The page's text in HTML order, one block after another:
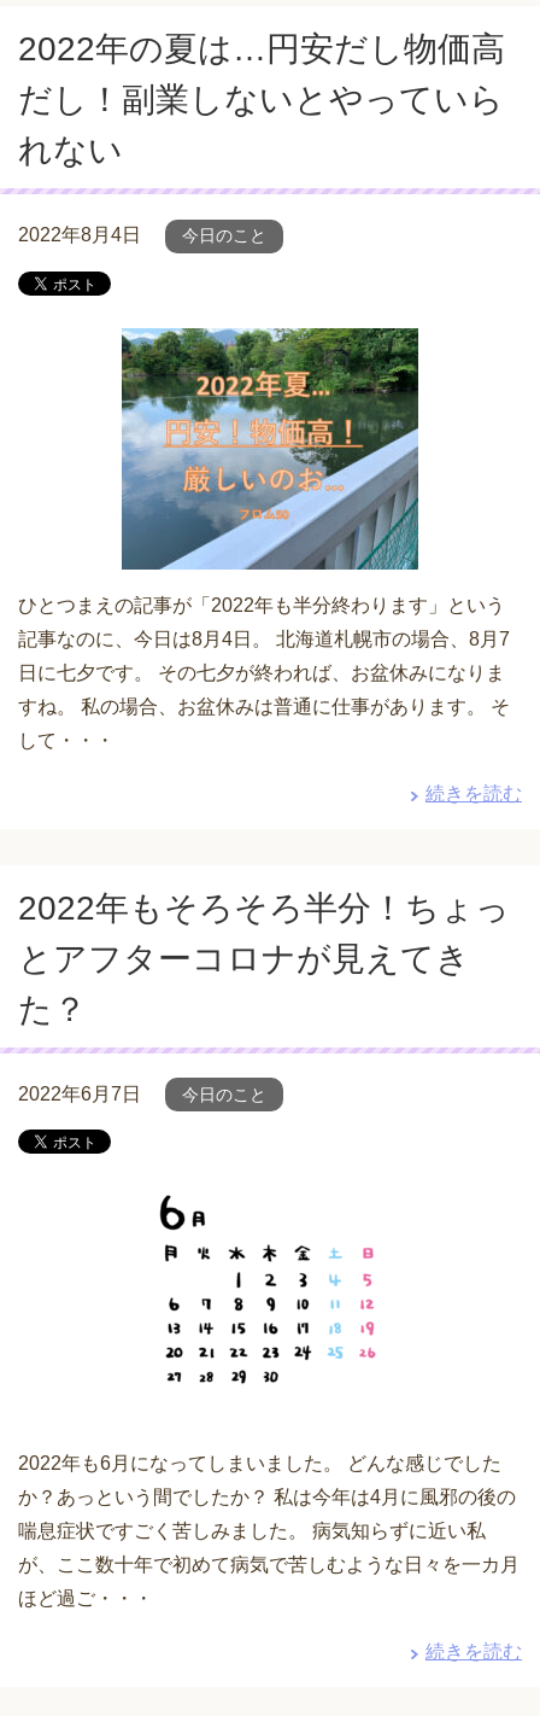
2022年の夏は…円安だし物価高
だし！副業しないとやっていら
れない
2022年8月4日 今日のこと
ひとつまえの記事が「2022年も半分終わります」という
記事なのに、今日は8月4日。 北海道札幌市の場合、8月7
日に七夕です。 その七夕が終われば、お盆休みになりま
すね。 私の場合、お盆休みは普通に仕事があります。 そ
して・・・
続きを読む
2022年もそろそろ半分！ちょっ
とアフターコロナが見えてき
た？
2022年6月7日 今日のこと
2022年も6月になってしまいました。 どんな感じでした
か？あっという間でしたか？ 私は今年は4月に風邪の後の
喘息症状ですごく苦しみました。 病気知らずに近い私
が、ここ数十年で初めて病気で苦しむような日々を一カ月
ほど過ご・・・
続きを読む